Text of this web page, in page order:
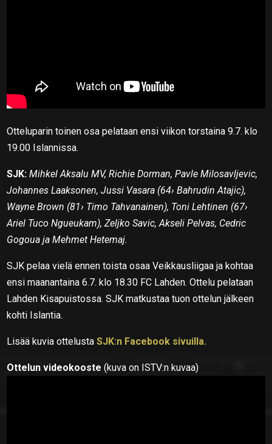
Otteluparin toinen osa pelataan ensi viikon torstaina 9.7. klo
19.00 Islannissa.
SJK:Mihkel Aksalu MV, Richie Dorman, Pavle Milosavljevic,
Johannes Laaksonen, Jussi Vasara (64› Bahrudin Atajic),
Wayne Brown (81› Timo Tahvanainen), Toni Lehtinen (67›
Ariel Tuco Ngueukam), Zeljko Savic, Akseli Pelvas, Cedric
Gogoua ja Mehmet Hetemaj.
SJK pelaa vielä ennen toista osaa Veikkausliigaa ja kohtaa
ensi maanantaina 6.7. klo 18.30 FC Lahden. Ottelu pelataan
Lahden Kisapuistossa. SJK matkustaa tuon ottelun jälkeen
kohti Islantia.
Lisää kuvia ottelustaSJK:n Facebook sivuilla.
Ottelun videokooste (kuva on ISTV:n kuvaa)